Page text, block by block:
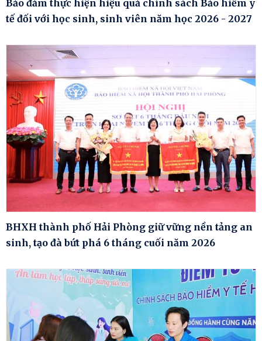
Bảo đảm thực hiện hiệu quả chính sách Bảo hiểm y
tế đối với học sinh, sinh viên năm học 2026 - 2027
BHXH thành phố Hải Phòng giữ vững nền tảng an
sinh, tạo đà bứt phá 6 tháng cuối năm 2026